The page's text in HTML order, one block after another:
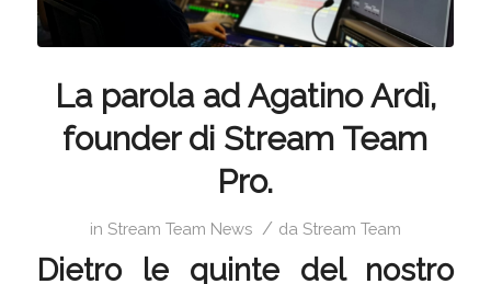
La parola ad Agatino Ardì,
founder di Stream Team
Pro.
in Stream Team News / da Stream Team
Dietro le quinte del nostro